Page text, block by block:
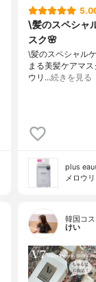
\髪のスペシャ
スク🌸
\髪のスペシャル
まる美髪ケアマスク
ウリ…続きを見る
plus
メロウ
韓国コ
けい